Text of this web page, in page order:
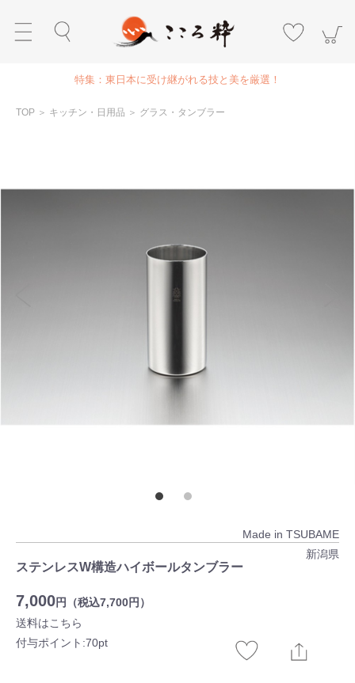
特集：東日本に受け継がれる技と美を厳選！
TOP ＞ キッチン・日用品 ＞ グラス・タンブラー
Made in TSUBAME
新潟県
ステンレスW構造ハイボールタンブラー
7,000円（税込7,700円）
送料はこちら
付与ポイント:70pt